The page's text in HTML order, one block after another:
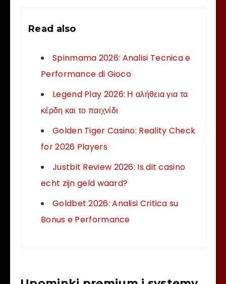
Read also
Spinmama 2026: Analisi Tecnica e
Performance di Gioco
Legend Play 2026: Η αλήθεια για τα
κέρδη και το παιχνίδι
Golden Tiger Casino: Reality Check
for 2026 Players
Justbit Review 2026: Is dit casino
echt zijn geld waard?
Goldbet 2026: Analisi Critica su
Bonus e Performance